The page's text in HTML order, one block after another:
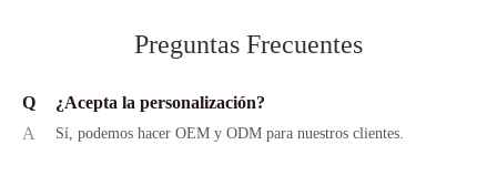
Preguntas Frecuentes
Q
¿Acepta la personalización?
A
Sí, podemos hacer OEM y ODM para nuestros clientes.